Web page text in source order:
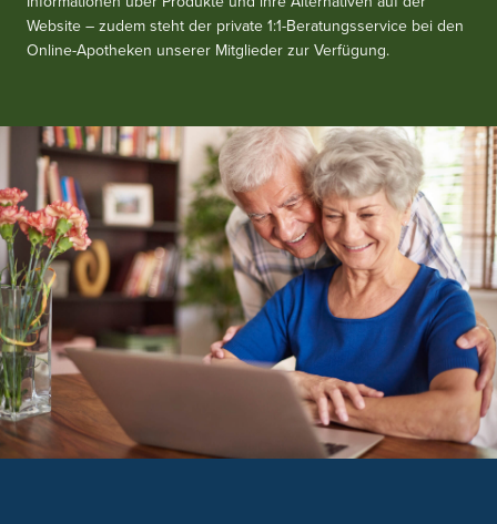
Website – zudem steht der private 1:1-Beratungsservice bei den
Online-Apotheken unserer Mitglieder zur Verfügung.